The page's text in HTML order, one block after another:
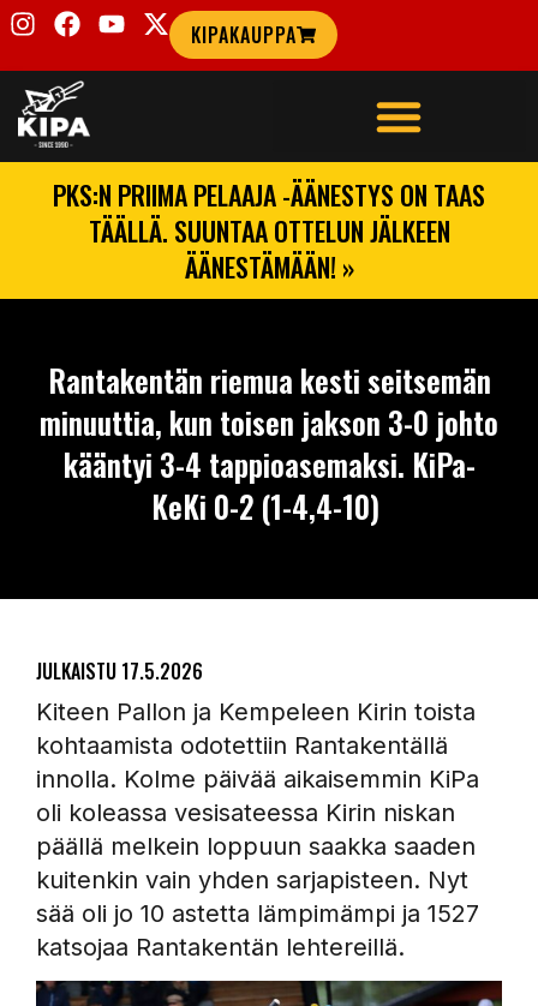
KIPAKAUPPA
PKS:N PRIIMA PELAAJA -ÄÄNESTYS ON TAAS
TÄÄLLÄ. SUUNTAA OTTELUN JÄLKEEN
ÄÄNESTÄMÄÄN! »
Rantakentän riemua kesti seitsemän
minuuttia, kun toisen jakson 3-0 johto
kääntyi 3-4 tappioasemaksi. KiPa-
KeKi 0-2 (1-4,4-10)
JULKAISTU 17.5.2026
Kiteen Pallon ja Kempeleen Kirin toista
kohtaamista odotettiin Rantakentällä
innolla. Kolme päivää aikaisemmin KiPa
oli koleassa vesisateessa Kirin niskan
päällä melkein loppuun saakka saaden
kuitenkin vain yhden sarjapisteen. Nyt
sää oli jo 10 astetta lämpimämpi ja 1527
katsojaa Rantakentän lehtereillä.